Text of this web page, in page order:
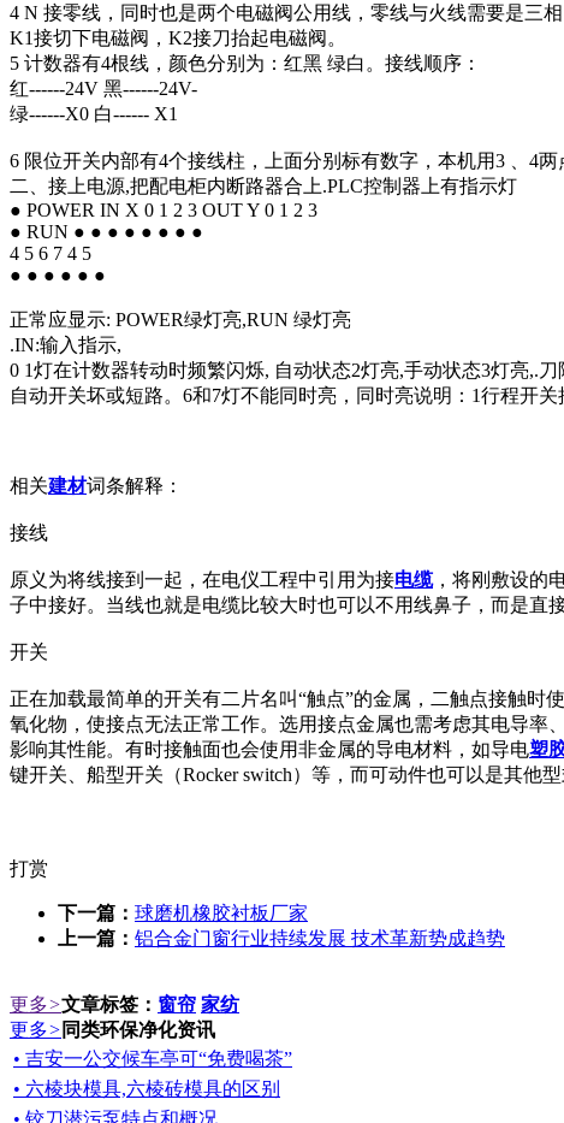
4 N 接零线，同时也是两个电磁阀公用线，零线与火线需要是三相
K1接切下电磁阀，K2接刀抬起电磁阀。
5 计数器有4根线，颜色分别为：红黑 绿白。接线顺序：
红------24V 黑------24V-
绿------X0 白------ X1
6 限位开关内部有4个接线柱，上面分别标有数字，本机用3 、4
二、接上电源,把配电柜内断路器合上.PLC控制器上有指示灯
● POWER IN X 0 1 2 3 OUT Y 0 1 2 3
● RUN ● ● ● ● ● ● ● ●
4 5 6 7 4 5
● ● ● ● ● ●
正常应显示: POWER绿灯亮,RUN 绿灯亮
.IN:输入指示,
0 1灯在计数器转动时频繁闪烁, 自动状态2灯亮,手动状态3灯亮,.
自动开关坏或短路。6和7灯不能同时亮，同时亮说明：1行程开
相关建材词条解释：
接线
原义为将线接到一起，在电仪工程中引用为接电缆，将刚敷设的
子中接好。当线也就是电缆比较大时也可以不用线鼻子，而是直
开关
正在加载最简单的开关有二片名叫“触点”的金属，二触点接触
氧化物，使接点无法正常工作。选用接点金属也需考虑其电导率、
影响其性能。有时接触面也会使用非金属的导电材料，如导电塑
键开关、船型开关（Rocker switch）等，而可动件也可以是其他型
打赏
下一篇： 球磨机橡胶衬板厂家
上一篇： 铝合金门窗行业持续发展 技术革新势成趋势
更多>文章标签： 窗帘 家纺
更多> 同类环保净化资讯
• 吉安一公交候车亭可“免费喝茶”
• 六棱块模具,六棱砖模具的区别
• 铰刀潜污泵特点和概况